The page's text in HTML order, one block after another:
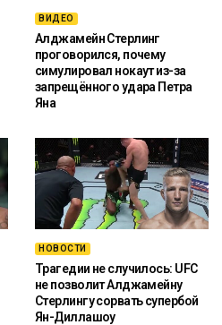
ВИДЕО
Алджамейн Стерлинг
проговорился, почему
симулировал нокаут из-за
запрещённого удара Петра
Яна
НОВОСТИ
Трагедии не случилось: UFC
не позволит Алджамейну
Стерлингу сорвать супербой
Ян-Диллашоу